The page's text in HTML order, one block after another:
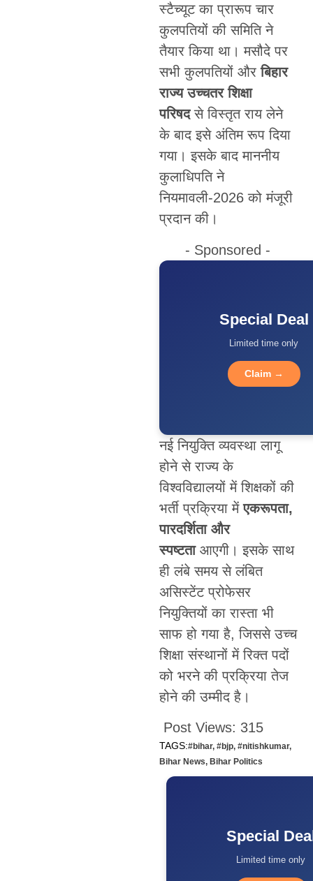
स्टैच्यूट का प्रारूप चार
कुलपतियों की समिति ने
तैयार किया था। मसौदे पर
सभी कुलपतियों औरबिहार
राज्य उच्चतर शिक्षा
परिषदसे विस्तृत राय लेने
के बाद इसे अंतिम रूप दिया
गया। इसके बाद माननीय
कुलाधिपति ने
नियमावली-2026 को मंजूरी
प्रदान की।
- Sponsored -
Special Deal
Limited time only
Claim →
नई नियुक्ति व्यवस्था लागू
होने से राज्य के
विश्वविद्यालयों में शिक्षकों की
भर्ती प्रक्रिया मेंएकरूपता,
पारदर्शिता और
स्पष्टताआएगी। इसके साथ
ही लंबे समय से लंबित
असिस्टेंट प्रोफेसर
नियुक्तियों का रास्ता भी
साफ हो गया है, जिससे उच्च
शिक्षा संस्थानों में रिक्त पदों
को भरने की प्रक्रिया तेज
होने की उम्मीद है।
Post Views: 315
TAGS:#bihar, #bjp, #nitishkumar,
Bihar News, Bihar Politics
Special
Limited time only